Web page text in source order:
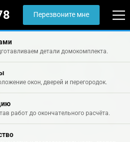
Перезвоните мне
детали домокомплекта.
окон, дверей и перегородок.
работ до окончательного расчёта.